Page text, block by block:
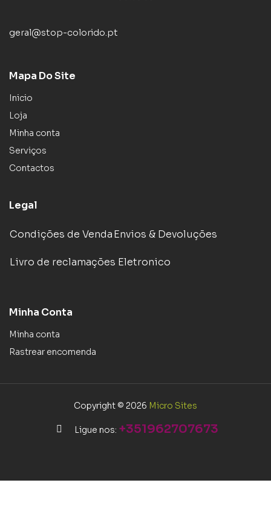
geral@stop-colorido.pt
Mapa Do Site
Inicio
Loja
Minha conta
Serviços
Contactos
Legal
Condições de VendaEnvios & Devoluções
Livro de reclamações Eletronico
Minha Conta
Minha conta
Rastrear encomenda
Copyright © 2026 Micro Sites
Ligue nos: +351962707673